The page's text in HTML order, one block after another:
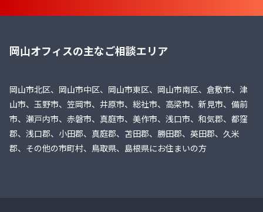
岡山オフィスの主なご相談エリア
岡山市北区、岡山市中区、岡山市東区、岡山市南区、倉敷市、津
山市、玉野市、笠岡市、井原市、総社市、高梁市、新見市、備前
市、瀬戸内市、赤磐市、真庭市、美作市、浅口市、和気郡、都窪
郡、浅口郡、小田郡、真庭郡、苫田郡、勝田郡、英田郡、久米
郡、その他の市町村、鳥取県、島根県にお住まいの方